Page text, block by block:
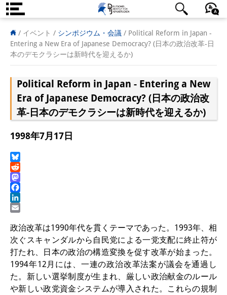
DIJ案内
研究所の概要
執行部
リサーチ・チーム
学術誌・サイエンスコミュニケ
奨学生
研修生
研究活動
研究活動の概要
日本語 English Deutsch
/ イベント / シンポジウム・会議 / Political Reform in Japan -
Entering a New Era of Japanese Democracy? (日本の政治改革-日
本のデモクラシーは新時代を迎えるか)
Political Reform in Japan - Entering a New
Era of Japanese Democracy? (日本の政治改
革-日本のデモクラシーは新時代を迎えるか)
1998年7月17日
Bluesky
Reddit
Mastodon
Facebook
LinkedIn
政治改革は1990年代を貫くテーマであった。1993年、相
次ぐスキャンダルから自民党による一党支配に終止符が
打たれ、日本の政治の構造変換を促す改革が始まった。
1994年12月には、一連の政治改革法案が議会を通過し
た。新しい選挙制度が生まれ、厳しい政治献金のルール
や新しい政党資金システムが導入された。これらの規制